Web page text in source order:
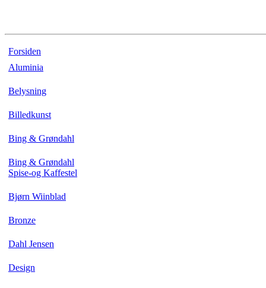
Forsiden
Aluminia
Belysning
Billedkunst
Bing & Grøndahl
Bing & Grøndahl
Spise-og Kaffestel
Bjørn Wiinblad
Bronze
Dahl Jensen
Design